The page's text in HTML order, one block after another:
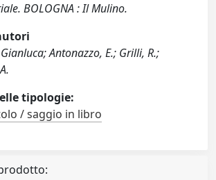
BOLOGNA : Il Mulino.
Antonazzo, E.; Grilli, R.;
tipologie:
/ saggio in libro